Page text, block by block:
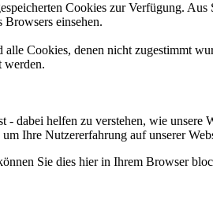
Cookies zur Verfügung.
Browsers einsehen.
Cookies, denen nicht zugestimmt
werden.
- dabei helfen zu verstehen, wie
Ihre Nutzererfahrung auf unserer
Sie dies hier in Ihrem Browser